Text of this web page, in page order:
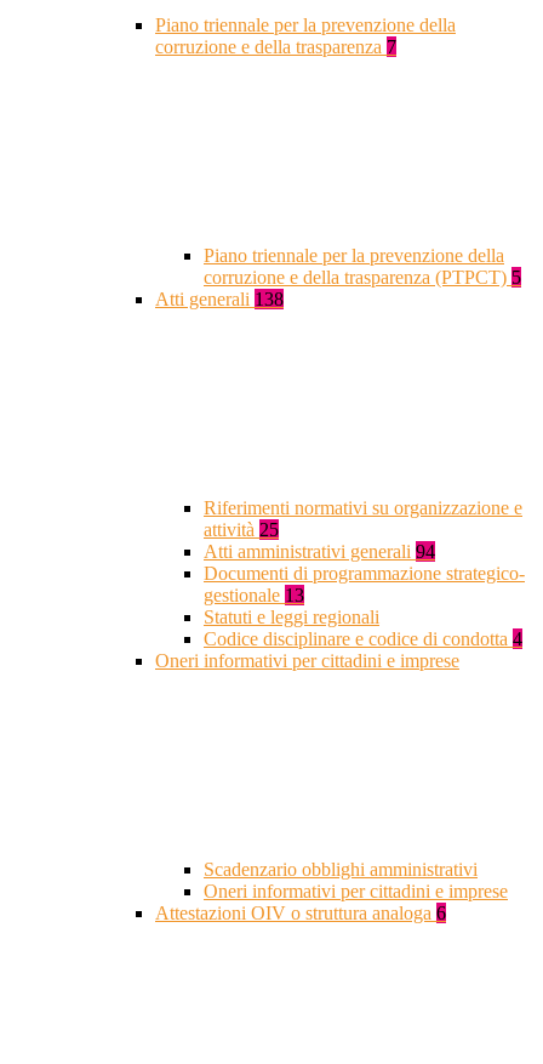
Piano triennale per la prevenzione della
corruzione e della trasparenza 7
Piano triennale per la prevenzione della
corruzione e della trasparenza (PTPCT) 5
Atti generali 138
Riferimenti normativi su organizzazione e
attività 25
Atti amministrativi generali 94
Documenti di programmazione strategico-
gestionale 13
Statuti e leggi regionali
Codice disciplinare e codice di condotta 4
Oneri informativi per cittadini e imprese
Scadenzario obblighi amministrativi
Oneri informativi per cittadini e imprese
Attestazioni OIV o struttura analoga 6